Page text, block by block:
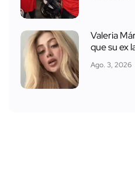
Valeria
que su ex
Ago. 3, 2026